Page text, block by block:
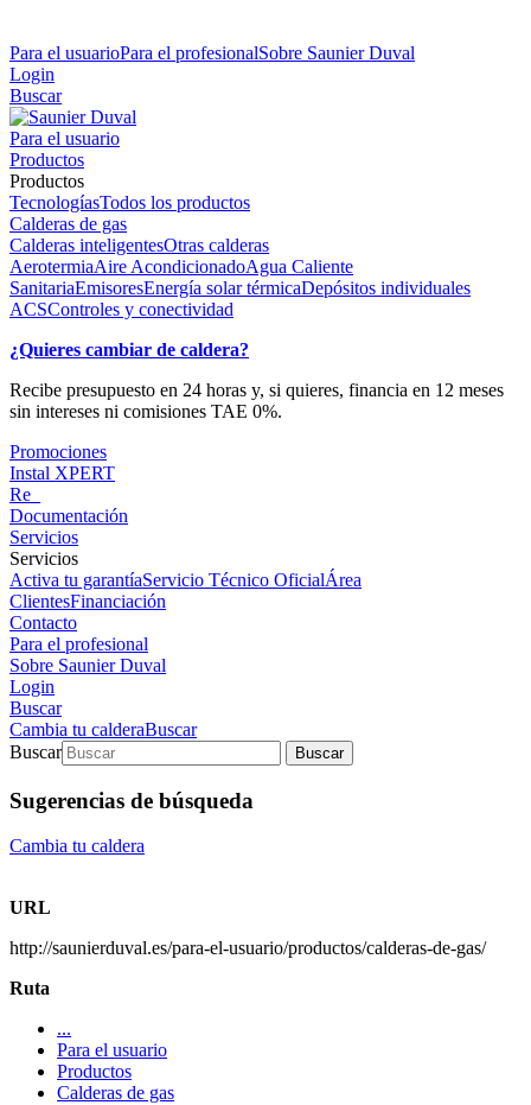
Para el usuarioPara el profesionalSobre Saunier Duval
Login
Buscar
Para el usuario
Productos
Productos
TecnologíasTodos los productos
Calderas de gas
Calderas inteligentesOtras calderas
AerotermiaAire AcondicionadoAgua Caliente
SanitariaEmisoresEnergía solar térmicaDepósitos individuales
ACSControles y conectividad
¿Quieres cambiar de caldera?
Recibe presupuesto en 24 horas y, si quieres, financia en 12 meses
sin intereses ni comisiones TAE 0%.
Promociones
Instal XPERT
Re_
Documentación
Servicios
Servicios
Activa tu garantíaServicio Técnico OficialÁrea
ClientesFinanciación
Contacto
Para el profesional
Sobre Saunier Duval
Login
Buscar
Cambia tu calderaBuscar
Buscar
Buscar
Sugerencias de búsqueda
Cambia tu caldera
URL
http://saunierduval.es/para-el-usuario/productos/calderas-de-gas/
Ruta
...
Para el usuario
Productos
Calderas de gas